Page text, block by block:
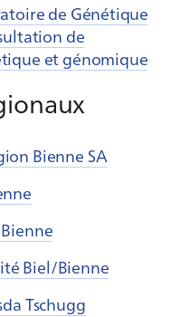
de Génétique
de
et génomique
Bienne SA
Biel/Bienne
Tschugg